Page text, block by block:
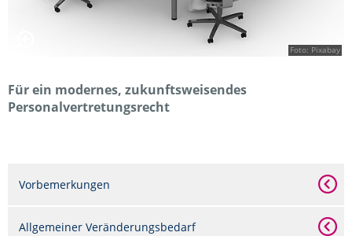
Foto: Pixabay
Für ein modernes, zukunftsweisendes
Personalvertretungsrecht
Vorbemerkungen
Allgemeiner Veränderungsbedarf